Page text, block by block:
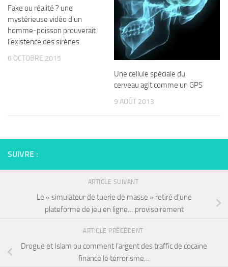
Fake ou réalité ? une
mystérieuse vidéo d’un
homme-poisson prouverait
l’existence des sirènes
6 OCTOBRE 2015
Une cellule spéciale du
cerveau agit comme un GPS
9 AOÛT 2013
SUIVRE :
ARTICLE SUIVANT
Le « simulateur de tuerie de masse » retiré d’une
plateforme de jeu en ligne… provisoirement
ARTICLE PRÉCÉDENT
Drogue et Islam ou comment l’argent des traffic de cocaïne
finance le terrorisme…